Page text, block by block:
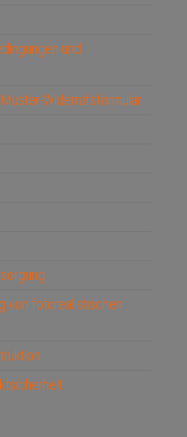
und
Widerrufsformular
von fotorealistischen